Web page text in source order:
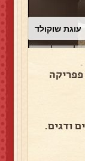
עוגת שוקולד
ודגים.